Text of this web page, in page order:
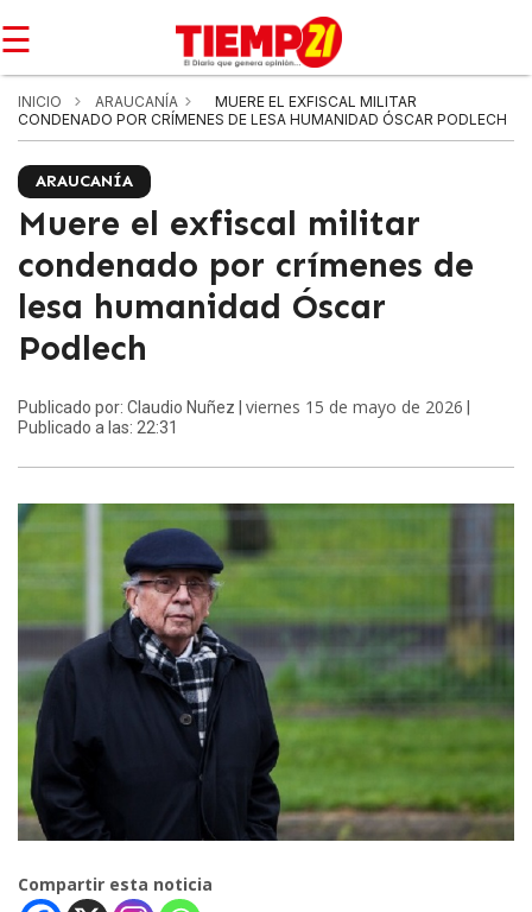
☰
INICIO ARAUCANÍA
MUERE EL EXFISCAL MILITAR
CONDENADO POR CRÍMENES DE LESA HUMANIDAD ÓSCAR PODLECH
ARAUCANÍA
Muere el exfiscal militar
condenado por crímenes de
lesa humanidad Óscar
Podlech
Publicado por: Claudio Nuñez | viernes 15 de mayo de 2026
Publicado a las: 22:31
Compartir esta noticia